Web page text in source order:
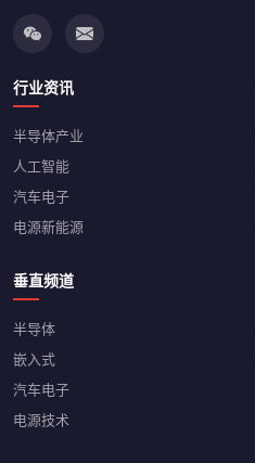
行业资讯
半导体产业
人工智能
汽车电子
电源新能源
垂直频道
半导体
嵌入式
汽车电子
电源技术